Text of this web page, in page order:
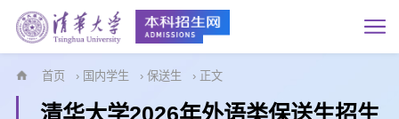
首页 › 国内学生 › 保送生 › 正文
清华大学2026年外语类保送生招生